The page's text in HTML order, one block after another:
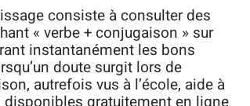
consiste à consulter des
« verbe + conjugaison » sur
instantanément les bons
doute surgit lors de
autrefois vus à l’école, aide à